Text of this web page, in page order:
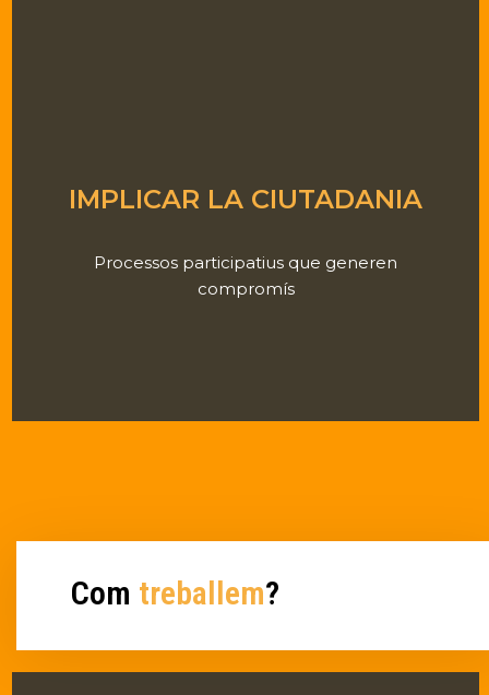
IMPLICAR LA CIUTADANIA
Processos participatius que generen
compromís
Com treballem?